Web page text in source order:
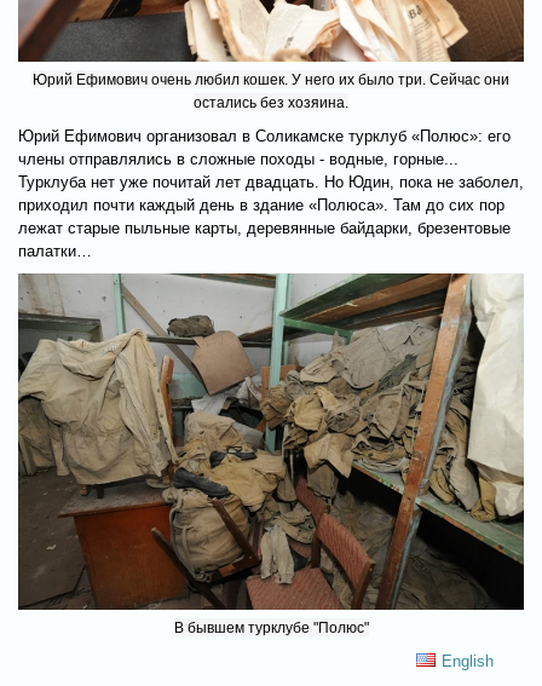
Юрий Ефимович очень любил кошек. У него их было три. Сейчас они
остались без хозяина.
Юрий Ефимович организовал в Соликамске турклуб «Полюс»: его
члены отправлялись в сложные походы - водные, горные...
Турклуба нет уже почитай лет двадцать. Но Юдин, пока не заболел,
приходил почти каждый день в здание «Полюса». Там до сих пор
лежат старые пыльные карты, деревянные байдарки, брезентовые
палатки…
В бывшем турклубе "Полюс"
English